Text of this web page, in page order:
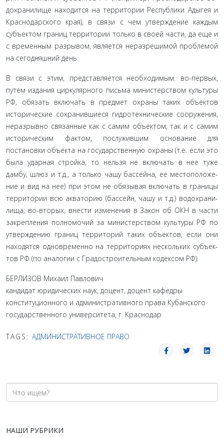
дохранилище находится на территории Республики Адыгея и
Краснодарского края), в связи с чем утверждение каждым
субъектом границ территории только в своей части, да еще и
с временным разрывом, является неразрешимой проблемой
на сегодняшний день.
В связи с этим, представляется необходимым: во-первых,
путем издания циркулярного письма министерством культу­ры
РФ, обязать включать в предмет охраны таких объектов
исторические сохранившиеся гидротехнические сооруже­ния,
неразрывно связанные как с самим объектом, так и с самим
историческим фактом, послужившим основание для
постановки объекта на государственную охраны (т.е. если это
была ударная стройка, то нельзя не включать в нее туже
дамбу, шлюз и т.д., а только чашу бассейна, ее местоположе­
ние и вид на нее) при этом не обязывая включать в границы
территории всю акваторию (бассейн, чашу и т.д.) водохрани­
лища; во-вторых, внести изменения в Закон об ОКН в части
закрепления полномочий за министерством культуры РФ по
утверждению границ территорий таких объектов, если они
находятся одновременно на территориях нескольких субъек­
тов РФ (по аналогии с Градостроительным кодексом РФ).
БЕРЛИЗОВ Михаил Павлович
кандидат юридических наук, доцент, доцент кафедры
конституционного и административного права Кубанского
государственного университета, г. Краснодар
TAGS: АДМИНИСТРАТИВНОЕ ПРАВО
НАШИ РУБРИКИ